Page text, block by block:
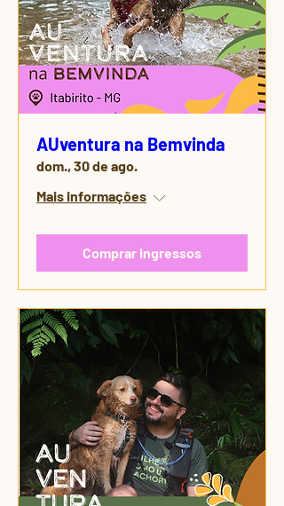
AUventura na Bemvinda
dom., 30 de ago.
Mais informações
Comprar ingressos